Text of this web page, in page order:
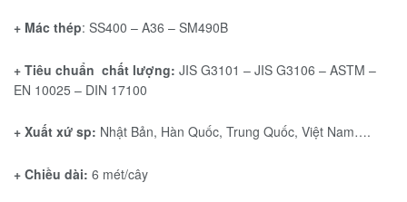
+ Mác thép: SS400 – A36 – SM490B
+ Tiêu chuẩn chất lượng: JIS G3101 – JIS G3106 – ASTM –
EN 10025 – DIN 17100
+ Xuất xứ sp: Nhật Bản, Hàn Quốc, Trung Quốc, Việt Nam….
+ Chiều dài: 6 mét/cây